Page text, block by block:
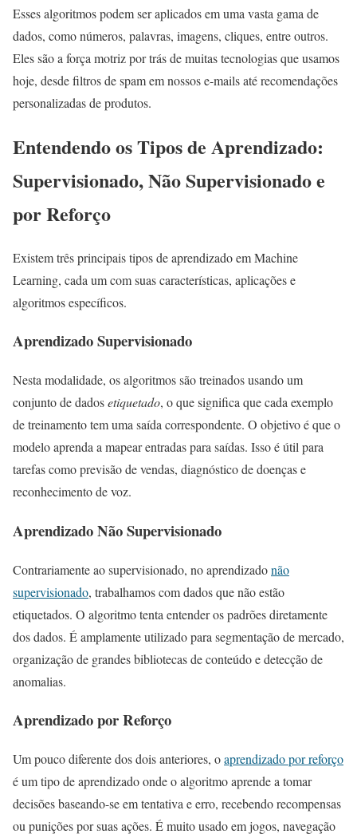
Esses algoritmos podem ser aplicados em uma vasta gama de
dados, como números, palavras, imagens, cliques, entre outros.
Eles são a força motriz por trás de muitas tecnologias que usamos
hoje, desde filtros de spam em nossos e-mails até recomendações
personalizadas de produtos.
Entendendo os Tipos de Aprendizado:
Supervisionado, Não Supervisionado e
por Reforço
Existem três principais tipos de aprendizado em Machine
Learning, cada um com suas características, aplicações e
algoritmos específicos.
Aprendizado Supervisionado
Nesta modalidade, os algoritmos são treinados usando um
conjunto de dadosetiquetado, o que significa que cada exemplo
de treinamento tem uma saída correspondente. O objetivo é que o
modelo aprenda a mapear entradas para saídas. Isso é útil para
tarefas como previsão de vendas, diagnóstico de doenças e
reconhecimento de voz.
Aprendizado Não Supervisionado
Contrariamente ao supervisionado, no aprendizadonão
supervisionado, trabalhamos com dados que não estão
etiquetados. O algoritmo tenta entender os padrões diretamente
dos dados. É amplamente utilizado para segmentação de mercado,
organização de grandes bibliotecas de conteúdo e detecção de
anomalias.
Aprendizado por Reforço
Um pouco diferente dos dois anteriores, oaprendizado por reforço
é um tipo de aprendizado onde o algoritmo aprende a tomar
decisões baseando-se em tentativa e erro, recebendo recompensas
ou punições por suas ações. É muito usado em jogos, navegação